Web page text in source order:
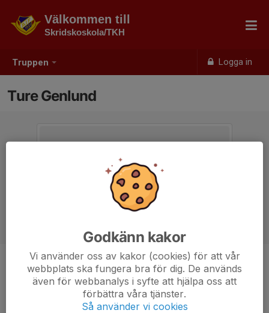
Truppen Logga in
Välkommen till
Skridskoskola/TKH
Ture Genlund
Position
-
5 år
Godkänn kakor
Vi använder oss av kakor (cookies) för att vår
webbplats ska fungera bra för dig. De används
även för webbanalys i syfte att hjälpa oss att
förbättra våra tjänster.
Så använder vi cookies